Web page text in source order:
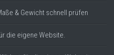
& Gewicht schnell prüfen
die eigene Website.